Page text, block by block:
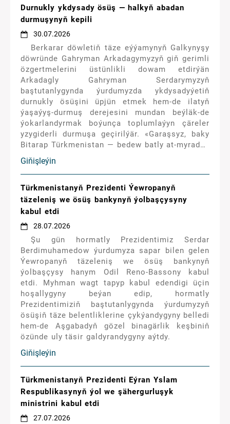
syýahatçylyk mümkinçiliklerini ösdürmek üçin
hem kuwwatly itergi boljakdygyna ynanýaryn.
Durnukly ykdysady ösüş — halkyň abadan
durmuşynyň kepili
30.07.2026
Berkarar döwletiň täze eýýamynyň Galkynyşy
döwründe Gahryman Arkadagymyzyň giň gerimli
özgertmelerini üstünlikli dowam etdirýän
Arkadagly Gahryman Serdarymyzyň
baştutanlygynda ýurdumyzda ykdysadyýetiň
durnukly ösüşini üpjün etmek hem-de ilatyň
ýaşaýyş-durmuş derejesini mundan beýläk-de
ýokarlandyrmak boýunça toplumlaýyn çäreler
yzygiderli durmuşa geçirilýär. «Garaşsyz, baky
Bitarap Türkmenistan — bedew batly at-myradyň
mekany» ýylynda ähli pudaklar boýunça ileri
tutulýan wezipeler we önümçilik meýilnamalary,
welaýatlaryň, Aşgabat, Arkadag şäherleriniň
durmuş-ykdysady ösüş görkezijileri,
özleşdirilmegi meýilleşdirilýän maýa
goýumlaryň möçberi şu ýylyň 13-nji fewrаlynda
mejlisinde kabul edilen «Türkmenistany 2026-
njy ýylda durmuş-ykdysady taýdan ösdürmegiň
we maýa goýum Maksatnamasynda»
kesgitlenendir.
Giňişleýin
Türkmenistanyň Prezidenti Ýewropanyň
täzeleniş we ösüş bankynyň ýolbaşçysyny
kabul etdi
28.07.2026
Şu gün hormatly Prezidentimiz Serdar
Berdimuhamedow ýurdumyza sapar bilen gelen
Ýewropanyň täzeleniş we ösüş bankynyň
ýolbaşçysy hanym Odil Reno-Bassony kabul
etdi. Myhman wagt tapyp kabul edendigi üçin
hoşallygyny beýan edip, hormatly
Prezidentimiziň baştutanlygynda ýurdumyzyň
ösüşiň täze belentliklerine çykýandygyny belledi
hem-de Aşgabadyň gözel binagärlik keşbiniň
özünde uly täsir galdyrandygyny aýtdy.
Giňişleýin
Türkmenistanyň Prezidenti Eýran Yslam
Respublikasynyň ýol we şähergurluşyk
ministrini kabul etdi
27.07.2026